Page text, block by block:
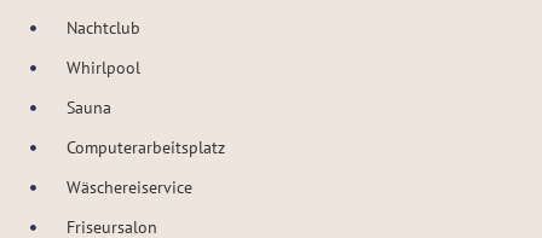
Nachtclub
Whirlpool
Sauna
Computerarbeitsplatz
Wäschereiservice
Friseursalon